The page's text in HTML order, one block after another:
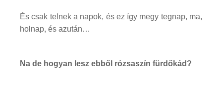
És csak telnek a napok, és ez így megy tegnap, ma,
holnap, és azután…
Na de hogyan lesz ebből rózsaszín fürdőkád?